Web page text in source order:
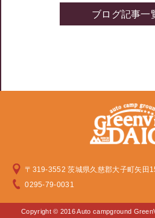
ブログ記事一
〒319-3552 茨城県久慈郡大子町矢田
0295-79-0031
Copyright © 2016 Auto campground